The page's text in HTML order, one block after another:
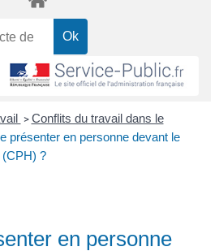
> Conflits du travail dans le
présenter en personne devant le
?
en personne